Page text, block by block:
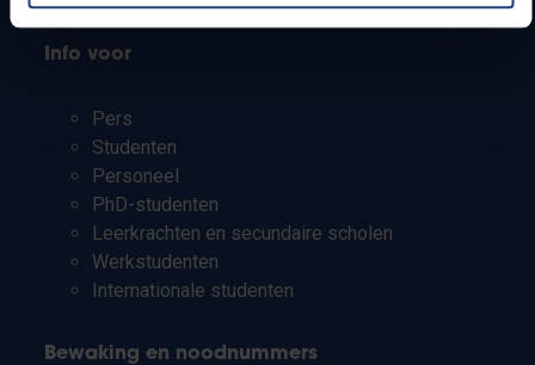
Info voor
Pers
Studenten
Personeel
PhD-studenten
Leerkrachten en secundaire scholen
Werkstudenten
Internationale studenten
Bewaking en noodnummers